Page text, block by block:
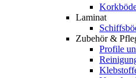
Laminat
Zubehör &
Profile